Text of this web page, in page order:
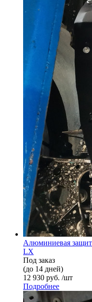
Алюминиевая
LX
Под заказ
(до 14 дней)
12 930 руб. /шт
Подробнее